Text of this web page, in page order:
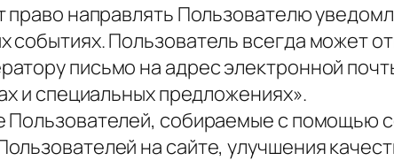
направлять Пользователю
событиях. Пользователь всегда может
письмо на адрес электронной
и специальных предложениях».
собираемые с помощью
на сайте, улучшения